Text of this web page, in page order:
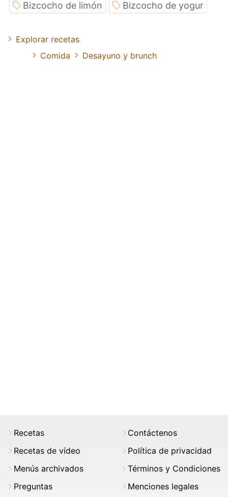
Bizcocho de limón
Bizcocho de yogur
Explorar recetas
Comida
Desayuno y brunch
Recetas
Recetas de vídeo
Menús archivados
Preguntas
Contáctenos
Política de privacidad
Términos y Condiciones
Menciones legales